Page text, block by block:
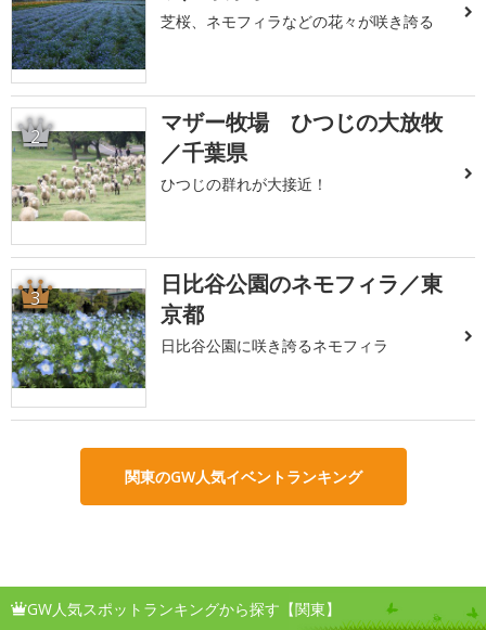
芝桜、ネモフィラなどの花々が咲き誇る
2
マザー牧場 ひつじの大放牧
／千葉県
ひつじの群れが大接近！
3
日比谷公園のネモフィラ／東
京都
日比谷公園に咲き誇るネモフィラ
関東のGW人気イベントランキング
GW人気スポットランキングから探す【関東】